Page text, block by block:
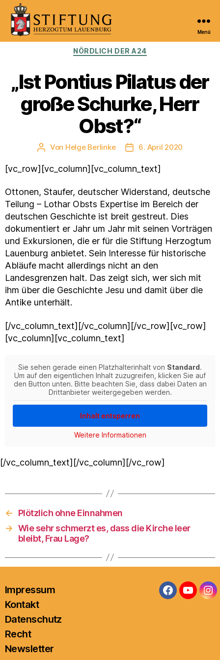
Kulturportal
Herzogtum
Lauenburg
Menü
Kategorien
NÖRDLICH DER A24
„Ist Pontius Pilatus der
große Schurke, Herr
Obst?“
Beitragsautor
Von Helge Berlinke Veröffentlichungsdatum
6. April 2020
[vc_row][vc_column][vc_column_text]
Ottonen, Staufer, deutscher Widerstand, deutsche
Teilung – Lothar Obsts Expertise im Bereich der
deutschen Geschichte ist breit gestreut. Dies
dokumentiert er Jahr um Jahr mit seinen Vorträgen
und Exkursionen, die er für die Stiftung Herzogtum
Lauenburg anbietet. Sein Interesse für historische
Abläufe macht allerdings nicht an den
Landesgrenzen halt. Das zeigt sich, wer sich mit
ihm über die Geschichte Jesu und damit über die
Antike unterhält.
[/vc_column_text][/vc_column][/vc_row][vc_row]
[vc_column][vc_column_text]
Sie sehen gerade einen Platzhalterinhalt von Standard.
Um auf den eigentlichen Inhalt zuzugreifen, klicken Sie auf
den Button unten. Bitte beachten Sie, dass dabei Daten an
Drittanbieter weitergegeben werden.
Inhalt entsperren
Weitere Informationen
[/vc_column_text][/vc_column][/vc_row]
←
Plötzlich ohne Einnahmen
→ Wie sehr schmerzt es, dass die Kirche leer
bleibt, Frau Lage?
Impressum
Kontakt
Datenschutz
Recht
Newsletter
Facebook